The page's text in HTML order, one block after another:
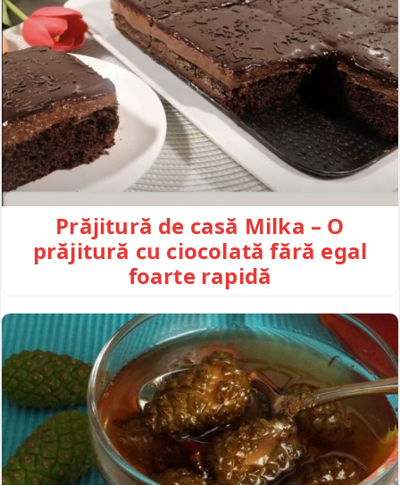
Prăjitură de casă Milka – O
prăjitură cu ciocolată fără egal
foarte rapidă